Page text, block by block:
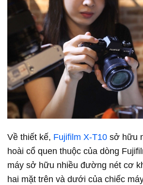
Về thiết kế, Fujifilm X-T10 sở hữu
hoài cổ quen thuộc của dòng
máy sở hữu nhiều đường nét cơ
hai mặt trên và dưới của chiếc